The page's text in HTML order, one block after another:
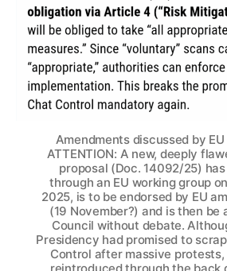
Amendments discussed by
ATTENTION: A new, deeply
proposal (Doc. 14092/25)
through an EU working group
2025, is to be endorsed by EU
(19 November?) and is then be
Council without debate.
Presidency had promised to
Control after massive
reintroduced through the back